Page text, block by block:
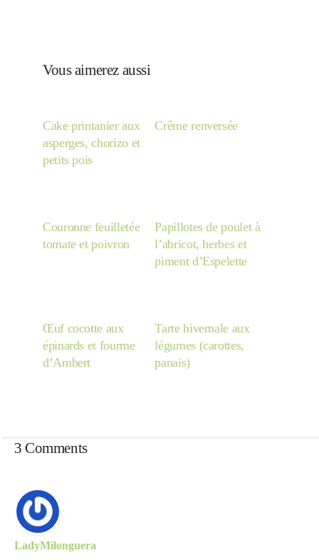
Vous aimerez aussi
Cake printanier aux
asperges, chorizo et
petits pois
Crême renversée
Couronne feuilletée
tomate et poivron
Papillotes de poulet à
l’abricot, herbes et
piment d’Espelette
Œuf cocotte aux
épinards et fourme
d’Ambert
Tarte hivernale aux
légumes (carottes,
panais)
3 Comments
LadyMilonguera